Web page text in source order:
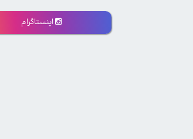
اینستاگرام